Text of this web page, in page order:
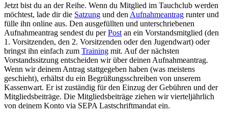
Jetzt bist du an der Reihe. Wenn du Mitglied im Tauchclub werden
möchtest, lade dir die Satzung und den Aufnahmeantrag runter und
fülle ihn online aus. Den ausgefüllten und unterschriebenen
Aufnahmeantrag sendest du perPost an ein Vorstandsmitglied (den
1. Vorsitzenden, den 2. Vorsitzenden oder den Jugendwart) oder
bringst ihn einfach zum Training mit. Auf der nächsten
Vorstandssitzung entscheiden wir über deinen Aufnahmeantrag.
Wenn wir deinem Antrag stattgegeben haben (was meistens
geschieht), erhältst du ein Begrüßungsschreiben von unserem
Kassenwart. Er ist zuständig für den Einzug der Gebühren und der
Mitgliedsbeiträge. Die Mitgliedsbeiträge ziehen wir vierteljährlich
von deinem Konto via SEPA Lastschriftmandat ein.